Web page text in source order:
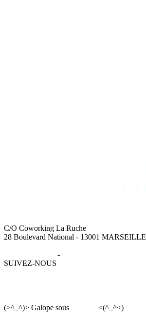
C/O Coworking La Ruche
28 Boulevard National - 13001 MARSEILLE
-
SUIVEZ-NOUS
(>^_^)> Galope sous <(^_^<)